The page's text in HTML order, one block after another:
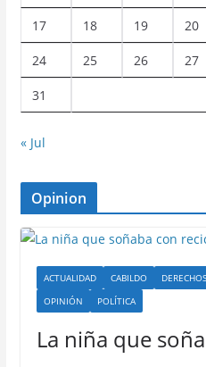
17 18 19 20
24 25 26 27
31
« Jul
Opinion
ACTUALIDAD CABILDO
OPINIÓN
POLÍTICA
La niña que